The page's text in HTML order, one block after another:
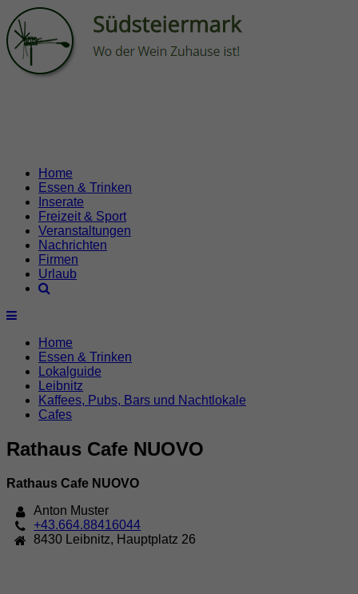
Home
Essen & Trinken
Inserate
Freizeit & Sport
Veranstaltungen
Nachrichten
Firmen
Urlaub
Home
Essen & Trinken
Lokalguide
Leibnitz
Kaffees, Pubs, Bars und Nachtlokale
Cafes
Rathaus Cafe NUOVO
Rathaus Cafe NUOVO
Anton Muster
+43.664.88416044
8430
Leibnitz, Hauptplatz 26